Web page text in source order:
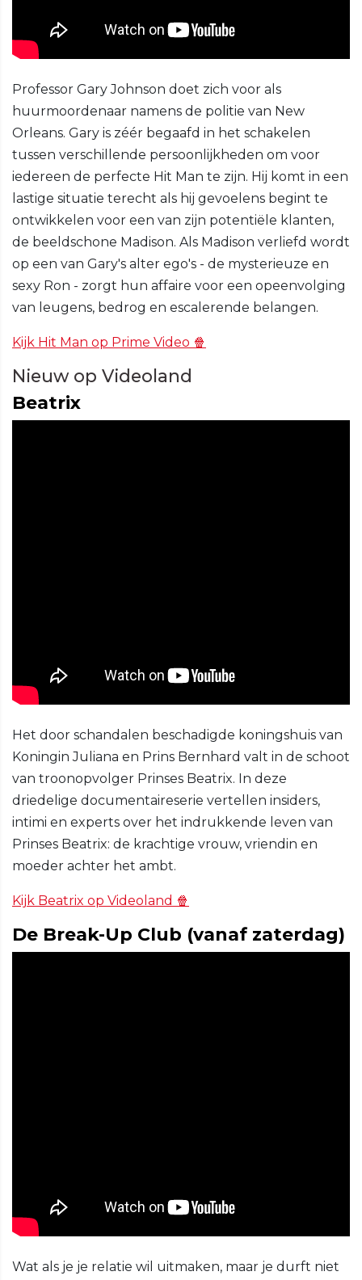
Professor Gary Johnson doet zich voor als
huurmoordenaar namens de politie van New
Orleans. Gary is zéér begaafd in het schakelen
tussen verschillende persoonlijkheden om voor
iedereen de perfecte Hit Man te zijn. Hij komt in een
lastige situatie terecht als hij gevoelens begint te
ontwikkelen voor een van zijn potentiële klanten,
de beeldschone Madison. Als Madison verliefd wordt
op een van Gary's alter ego's - de mysterieuze en
sexy Ron - zorgt hun affaire voor een opeenvolging
van leugens, bedrog en escalerende belangen.
Kijk Hit Man op Prime Video 🍿
Nieuw op Videoland
Beatrix
Het door schandalen beschadigde koningshuis van
Koningin Juliana en Prins Bernhard valt in de schoot
van troonopvolger Prinses Beatrix. In deze
driedelige documentaireserie vertellen insiders,
intimi en experts over het indrukkende leven van
Prinses Beatrix: de krachtige vrouw, vriendin en
moeder achter het ambt.
Kijk Beatrix op Videoland 🍿
De Break-Up Club (vanaf zaterdag)
Wat als je je relatie wil uitmaken, maar je durft niet